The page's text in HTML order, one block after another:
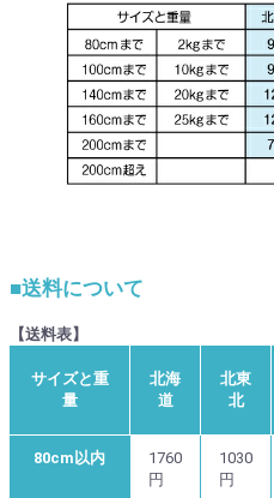
■送料について
【送料表】
サイズと重
量
北海
道
北東
北
80cm以内
1760
円
1030
円